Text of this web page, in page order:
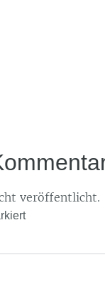
veröffentlicht.